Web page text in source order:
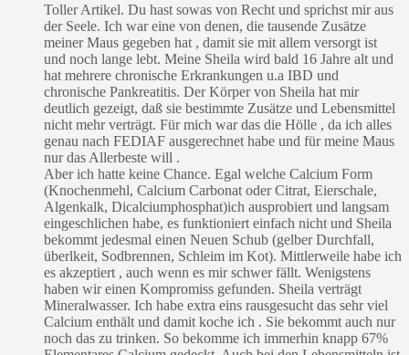
Toller Artikel. Du hast sowas von Recht und sprichst mir aus
der Seele. Ich war eine von denen, die tausende Zusätze
meiner Maus gegeben hat , damit sie mit allem versorgt ist
und noch lange lebt. Meine Sheila wird bald 16 Jahre alt und
hat mehrere chronische Erkrankungen u.a IBD und
chronische Pankreatitis. Der Körper von Sheila hat mir
deutlich gezeigt, daß sie bestimmte Zusätze und Lebensmittel
nicht mehr verträgt. Für mich war das die Hölle , da ich alles
genau nach FEDIAF ausgerechnet habe und für meine Maus
nur das Allerbeste will .
Aber ich hatte keine Chance. Egal welche Calcium Form
(Knochenmehl, Calcium Carbonat oder Citrat, Eierschale,
Algenkalk, Dicalciumphosphat)ich ausprobiert und langsam
eingeschlichen habe, es funktioniert einfach nicht und Sheila
bekommt jedesmal einen Neuen Schub (gelber Durchfall,
überlkeit, Sodbrennen, Schleim im Kot). Mittlerweile habe ich
es akzeptiert , auch wenn es mir schwer fällt. Wenigstens
haben wir einen Kompromiss gefunden. Sheila verträgt
Mineralwasser. Ich habe extra eins rausgesucht das sehr viel
Calcium enthält und damit koche ich . Sie bekommt auch nur
noch das zu trinken. So bekomme ich immerhin knapp 67%